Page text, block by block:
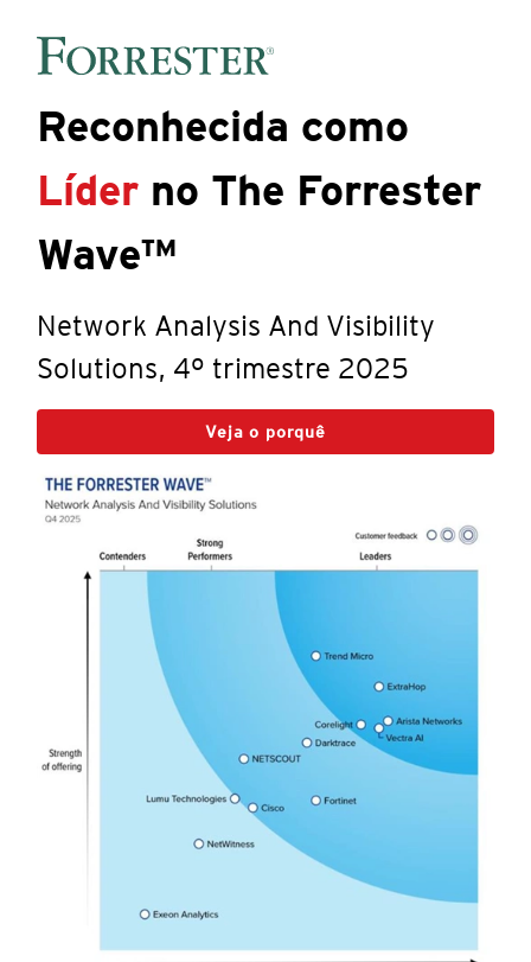
Reconhecida como
Líder no The Forrester
Wave™
Network Analysis And Visibility
Solutions, 4º trimestre 2025
Veja o porquê